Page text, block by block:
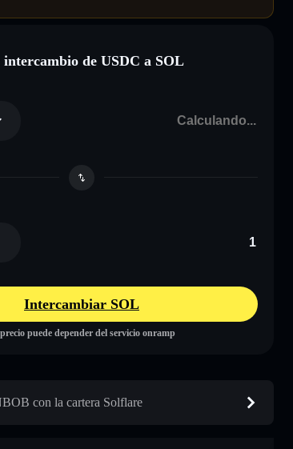
de USDC a SOL
Intercambiar SOL
puede depender del servicio onramp
con la cartera Solflare